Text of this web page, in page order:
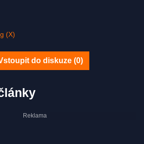
(X)
do diskuze (0)